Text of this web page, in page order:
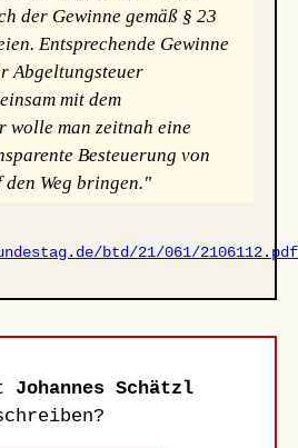
der Gewinne gemäß § 23
Entsprechende Gewinne
Abgeltungsteuer
mit dem
man zeitnah eine
Besteuerung von
Weg bringen."
btd/21/061/2106112.pdf
Johannes Schätzl